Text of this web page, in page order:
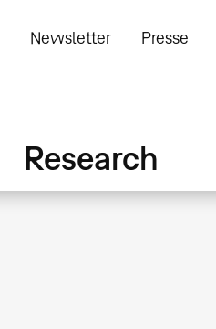
Newsletter Presse
Research